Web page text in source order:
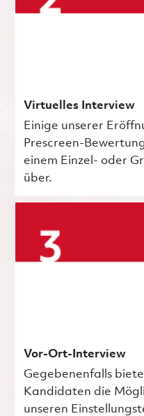
Virtuelles Interview
Einige unserer
Prescreen-
einem Einzel- oder
über.
Vor-Ort-Interview
Gegebenenfalls
Kandidaten die
unseren